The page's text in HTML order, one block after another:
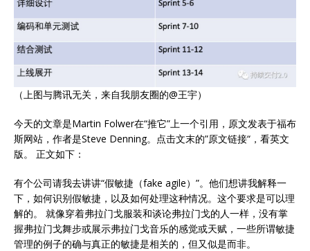
（上图与腾讯无关，来自我朋友圈的@王宇）
今天的文章是Martin Folwer在“推它”上一个引用，原文发表于福布
斯网站，作者是Steve Denning。点击文末的”原文链接“，看英文
版。 正文如下：
有个公司请我去讲讲“假敏捷（fake agile）”。他们想讲我解释一
下，如何识别假敏捷，以及如何处理这种情况。这个要求是可以理
解的。 就像穿着弗拉门戈服装和谈论弗拉门戈的人一样，没有掌
握弗拉门戈舞步或展示弗拉门戈音乐的感觉或天赋，一些所谓敏捷
管理的例子的确与真正的敏捷是相关的，但又似是而非。